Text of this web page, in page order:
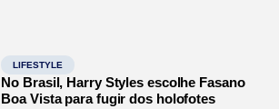
LIFESTYLE
No Brasil, Harry Styles escolhe Fasano
Boa Vista para fugir dos holofotes